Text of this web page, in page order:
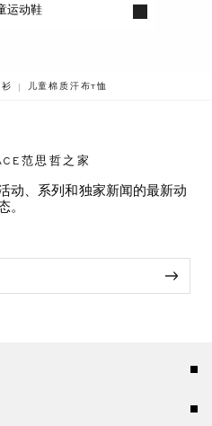
运动鞋
儿童棉质汗布T恤
范思哲之家
动、系列和独家新闻的最新动
。